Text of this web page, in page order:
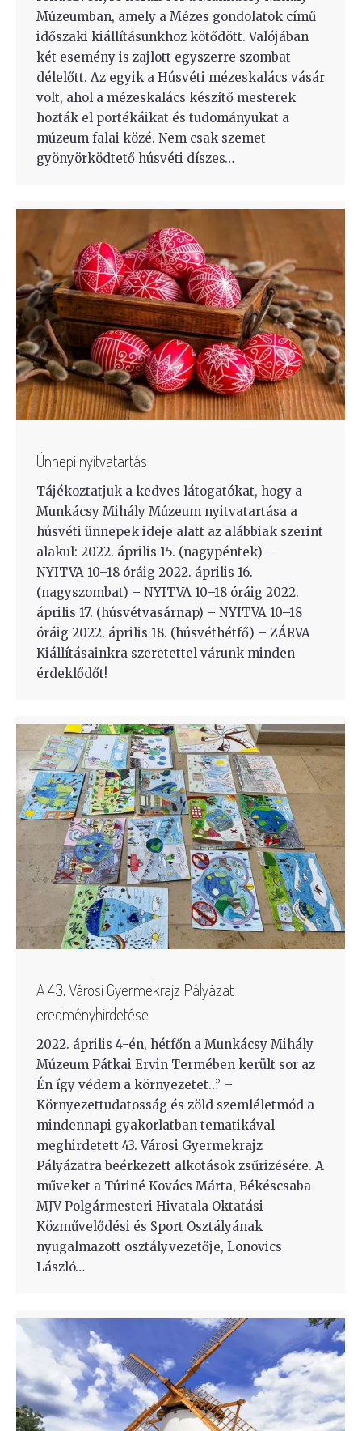
Múzeumban, amely a Mézes gondolatok című
időszaki kiállításunkhoz kötődött. Valójában
két esemény is zajlott egyszerre szombat
délelőtt. Az egyik a Húsvéti mézeskalács vásár
volt, ahol a mézeskalács készítő mesterek
hozták el portékáikat és tudományukat a
múzeum falai közé. Nem csak szemet
gyönyörködtető húsvéti díszes…
Ünnepi nyitvatartás
Tájékoztatjuk a kedves látogatókat, hogy a
Munkácsy Mihály Múzeum nyitvatartása a
húsvéti ünnepek ideje alatt az alábbiak szerint
alakul: 2022. április 15. (nagypéntek) –
NYITVA 10–18 óráig 2022. április 16.
(nagyszombat) – NYITVA 10–18 óráig 2022.
április 17. (húsvétvasárnap) – NYITVA 10–18
óráig 2022. április 18. (húsvéthétfő) – ZÁRVA
Kiállításainkra szeretettel várunk minden
érdeklődőt!
A 43. Városi Gyermekrajz Pályázat
eredményhirdetése
2022. április 4-én, hétfőn a Munkácsy Mihály
Múzeum Pátkai Ervin Termében került sor az
Én így védem a környezetet…” –
Környezettudatosság és zöld szemléletmód a
mindennapi gyakorlatban tematikával
meghirdetett 43. Városi Gyermekrajz
Pályázatra beérkezett alkotások zsűrizésére. A
műveket a Túriné Kovács Márta, Békéscsaba
MJV Polgármesteri Hivatala Oktatási
Közművelődési és Sport Osztályának
nyugalmazott osztályvezetője, Lonovics
László…